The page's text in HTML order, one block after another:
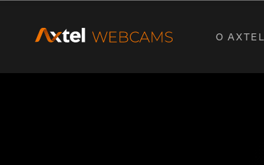
О AXTEL